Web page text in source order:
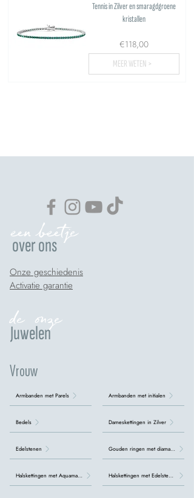
Tennis in Zilver en smaragdgroene
kristallen
€118,00
MEER WETEN >
over ons
een beetje
Onze geschiedenis
Activatie garantie
de onze
Juwelen
Vrouw
Armbanden met Parels
Bedels
Edelstenen
Halskettingen met Aquamarijn
Armbanden met initialen
Dameskettingen in Zilver
Gouden ringen met diamanten
Halskettingen met Edelstenen